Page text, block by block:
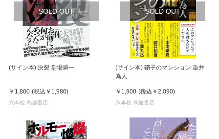
SOLD OUT
(サイン本) 決裂 堂場瞬一
￥1,800 (税込 ￥1,980)
六本松 蔦屋書店
SOLD OUT
(サイン本) 硝子のマンション 染井
為人
￥1,900 (税込 ￥2,090)
六本松 蔦屋書店